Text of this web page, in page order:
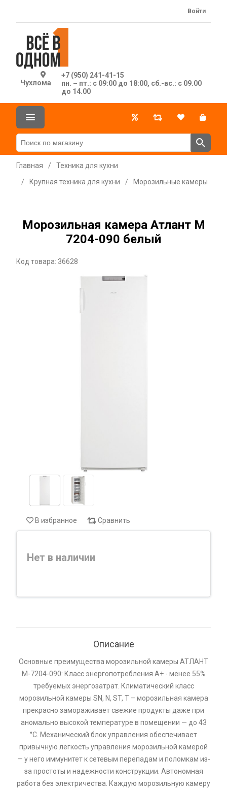
Чухлома
+7 (950) 241-41-15
пн. – пт.: с 09:00 до 18:00, сб.-вс.: с 09.00
до 14.00
Войти
Главная /
Техника для кухни
/
Крупная техника для кухни / Морозильные камеры
Морозильная камера Атлант М
7204-090 белый
Код товара: 36628
В избранное Сравнить
Нет в наличии
Описание
Основные преимущества морозильной камеры АТЛАНТ
М-7204-090: Класс энергопотребления А+ - менее 55%
требуемых энергозатрат. Климатический класс
морозильной камеры SN, N, ST, T – морозильная камера
прекрасно замораживает свежие продукты даже при
аномально высокой температуре в помещении — до 43
°С. Механический блок управления обеспечивает
привычную легкость управления морозильной камерой
— у него иммунитет к сетевым перепадам и поломкам из-
за простоты и надежности конструкции. Автономная
работа без электричества. Каждую морозильную камеру